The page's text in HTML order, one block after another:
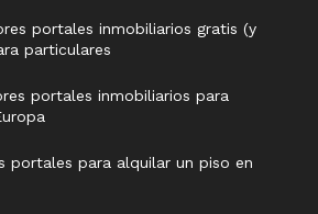
portales inmobiliarios gratis (y
particulares
portales inmobiliarios para
portales para alquilar un piso en